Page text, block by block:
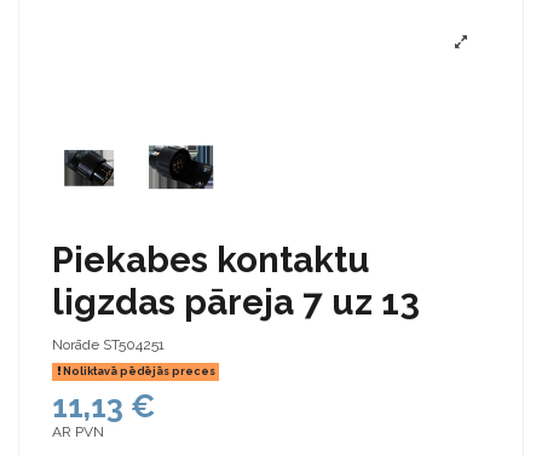
Piekabes kontaktu
ligzdas pāreja 7 uz 13
Norāde ST504251
Noliktavā pēdējās preces
11,13 €
AR PVN